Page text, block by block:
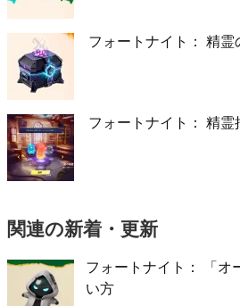
フォートナイト： 精
フォートナイト： 精
関連の新着・更新
フォートナイト： 「オ
い方